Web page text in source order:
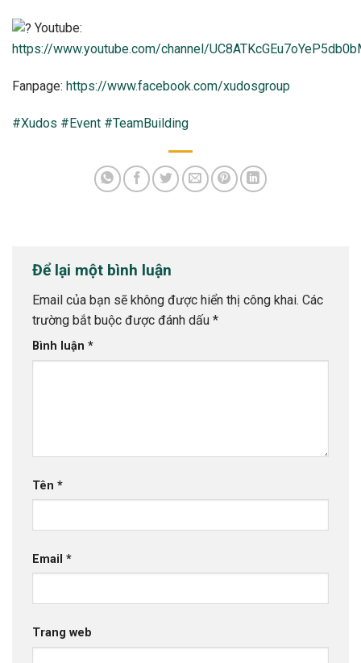
Youtube:
https://www.youtube.com/channel/
Fanpage: https://www.facebook.com/xudosgroup
#Xudos #Event #TeamBuilding
Để lại một bình luận
Email của bạn sẽ không được hiển thị công khai. Các
trường bắt buộc được đánh dấu *
Bình luận *
Tên *
Email *
Trang web